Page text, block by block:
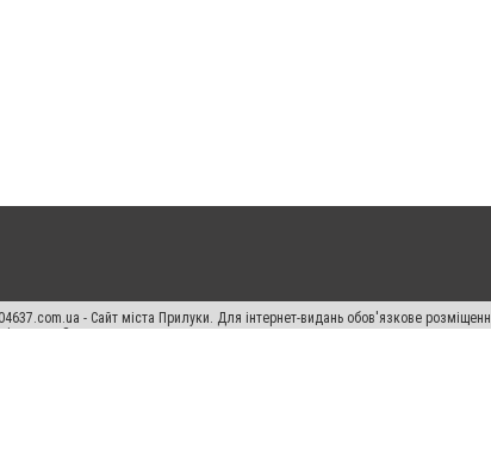
- Сайт міста Прилуки. Для інтернет-видань обов'язкове
Законом.